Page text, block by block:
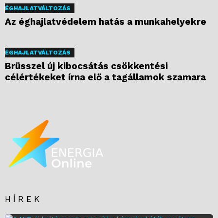
ÉGHAJLATVÁLTOZÁS
Az éghajlatvédelem hatás a munkahelyekre
ÉGHAJLATVÁLTOZÁS
Brüsszel új kibocsátás csökkentési
célértékeket írna elő a tagállamok szamara
HÍREK